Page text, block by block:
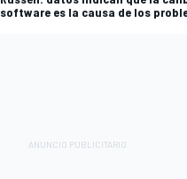
software es la causa de los